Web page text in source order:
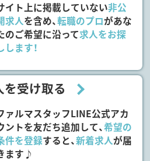
イト上に掲載していない非公
求人を含め、転職のプロがあな
のご希望に沿って求人をお探
します！
受け取る
ァルマスタッフLINE公式アカ
ントを友だち追加して、希望の
件を登録すると、新着求人が届
ます♪